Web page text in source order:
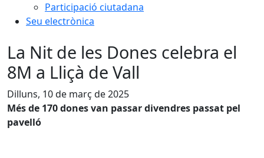
Participació ciutadana
Seu electrònica
La Nit de les Dones celebra el
8M a Lliçà de Vall
Dilluns, 10 de març de 2025
Més de 170 dones van passar divendres passat pel
pavelló